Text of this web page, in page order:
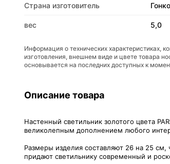
Страна изготовитель
вес 5,0
Информация о технических характеристиках,
изготовления, внешнем виде и цвете товара
основывается на последних доступных к
Описание товара
Настенный светильник золотого цвета
великолепным дополнением любого
Размеры изделия составляют 26 на 25
придают светильнику современный и